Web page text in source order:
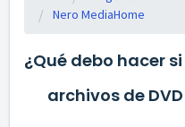
Nero MediaHome
¿Qué debo hacer
archivos de